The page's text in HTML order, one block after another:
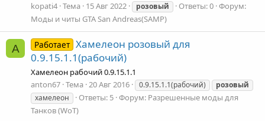
kopati4 Тема 15 Авг 2022 розовый Ответы: 0 Форум:
Моды и читы GTA San Andreas(SAMP)
A Работает Хамелеон розовый для
0.9.15.1.1(рабочий)
Хамелеон рабочий 0.9.15.1.1
anton67 Тема 20 Авг 2016 0.9.15.1.1(рабочий)
розовый
хамелеон
Ответы: 5 Форум: Разрешенные моды для
Танков (WoT)